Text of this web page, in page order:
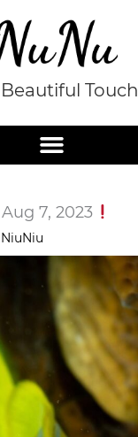
Touch
7, 2023
NiuNiu